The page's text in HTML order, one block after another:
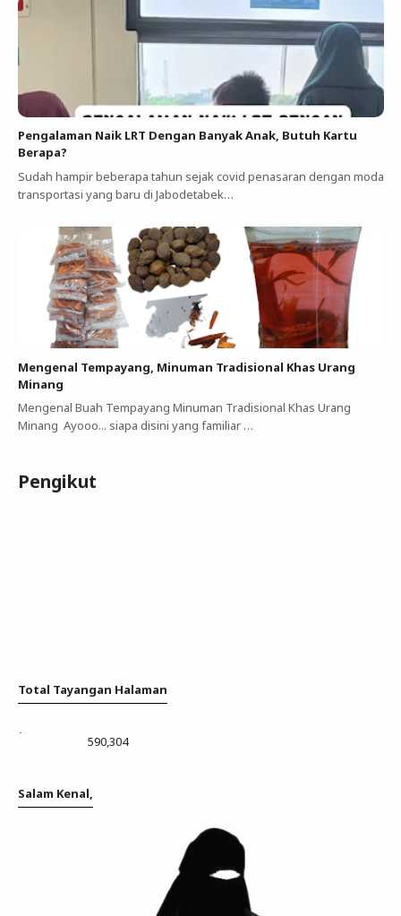
Pengalaman Naik LRT Dengan Banyak Anak, Butuh Kartu
Berapa?
Sudah hampir beberapa tahun sejak covid penasaran dengan moda
transportasi yang baru di Jabodetabek…
Mengenal Tempayang, Minuman Tradisional Khas Urang
Minang
Mengenal Buah Tempayang Minuman Tradisional Khas Urang
Minang Ayooo... siapa disini yang familiar …
Pengikut
Total Tayangan Halaman
590,304
Salam Kenal,